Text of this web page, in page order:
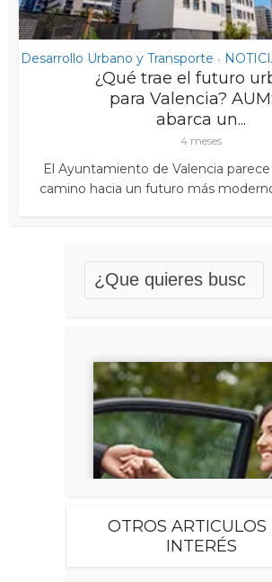
Desarrollo Urbano y Transporte •
¿Qué trae el futuro
para Valencia?
abarca un...
4 meses
El Ayuntamiento de Valencia
camino hacia un futuro más
OTROS ARTICULOS
INTERÉS